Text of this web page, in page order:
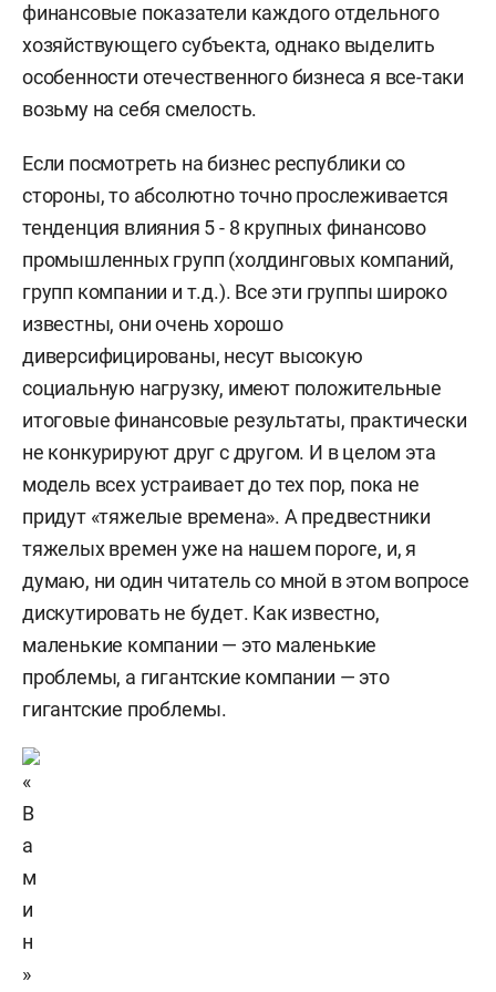
финансовые показатели каждого отдельного
хозяйствующего субъекта, однако выделить
особенности отечественного бизнеса я все-таки
возьму на себя смелость.
Если посмотреть на бизнес республики со
стороны, то абсолютно точно прослеживается
тенденция влияния 5 - 8 крупных финансово
промышленных групп (холдинговых компаний,
групп компании и т.д.). Все эти группы широко
известны, они очень хорошо
диверсифицированы, несут высокую
социальную нагрузку, имеют положительные
итоговые финансовые результаты, практически
не конкурируют друг с другом. И в целом эта
модель всех устраивает до тех пор, пока не
придут «тяжелые времена». А предвестники
тяжелых времен уже на нашем пороге, и, я
думаю, ни один читатель со мной в этом вопросе
дискутировать не будет. Как известно,
маленькие компании — это маленькие
проблемы, а гигантские компании — это
гигантские проблемы.